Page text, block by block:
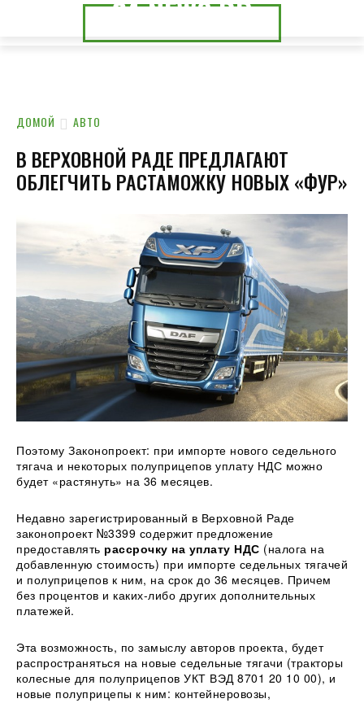
24.NEWS.CK
24.NEWS.DP
ДОМОЙ АВТО
В ВЕРХОВНОЙ РАДЕ ПРЕДЛАГАЮТ
ОБЛЕГЧИТЬ РАСТАМОЖКУ НОВЫХ «ФУР»
Поэтому Законопроект: при импорте нового седельного
тягача и некоторых полуприцепов уплату НДС можно
будет «растянуть» на 36 месяцев.
Недавно зарегистрированный в Верховной Раде
законопроект №3399 содержит предложение
предоставлять рассрочку на уплату НДС (налога на
добавленную стоимость) при импорте седельных тягачей
и полуприцепов к ним, на срок до 36 месяцев. Причем
без процентов и каких-либо других дополнительных
платежей.
Эта возможность, по замыслу авторов проекта, будет
распространяться на новые седельные тягачи (тракторы
колесные для полуприцепов УКТ ВЭД 8701 20 10 00), и
новые полуприцепы к ним: контейнеровозы,